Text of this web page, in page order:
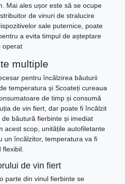
Mai ales ușor este să se ocupe
de vinuri de stralucire
sale puternice, poate
a evita timpul de așteptare
operat
multiple
pentru încălzirea băuturii
temperatura și Scoateți cureaua
de timp și consumă
de vin fiert, dar poate fi încălzit
băutură fierbinte și imediat
acest scop, unitățile autofiletante
un încălzitor, temperatura va fi
de vin fiert
parte din vinul fierbinte se